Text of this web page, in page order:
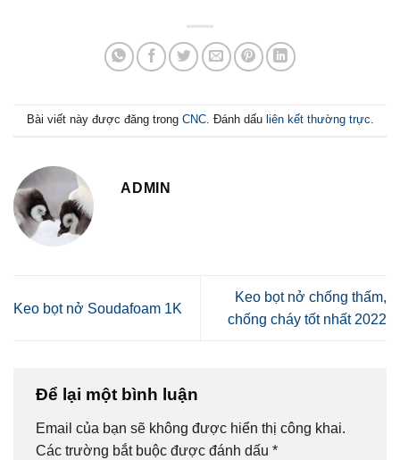
Bài viết này được đăng trong CNC. Đánh dấu liên kết thường trực.
ADMIN
Keo bọt nở Soudafoam 1K
Keo bọt nở chống thấm,
chống cháy tốt nhất 2022
Để lại một bình luận
Email của bạn sẽ không được hiển thị công khai.
Các trường bắt buộc được đánh dấu *